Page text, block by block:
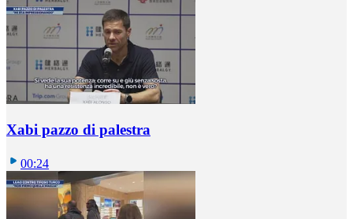
Xabi pazzo di palestra
00:24